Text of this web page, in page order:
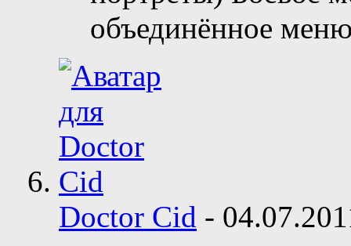
объединённое
Doctor Cid -